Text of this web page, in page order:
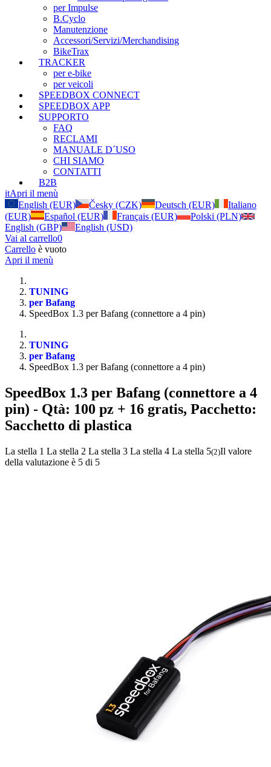
per Impulse
B.Cyclo
Manutenzione
Accessori/Servizi/Merchandising
BikeTrax
TRACKER
per e-bike
per veicoli
SPEEDBOX CONNECT
SPEEDBOX APP
SUPPORTO
FAQ
RECLAMI
MANUALE D´USO
CHI SIAMO
CONTATTI
B2B
itApri il menù
English (EUR)
Česky (CZK) Deutsch (EUR)
Italiano
(EUR)
Español (EUR) Français (EUR)
Polski (PLN)
English (GBP)
English (USD)
Vai al carrello0
Carrello è vuoto
Apri il menù
TUNING
per Bafang
SpeedBox 1.3 per Bafang (connettore a 4 pin)
TUNING
per Bafang
SpeedBox 1.3 per Bafang (connettore a 4 pin)
SpeedBox 1.3 per Bafang (connettore a 4
pin) - Qtà: 100 pz + 16 gratis, Pacchetto:
Sacchetto di plastica
La stella 1 La stella 2 La stella 3 La stella 4 La stella 5(2)Il valore
della valutazione è 5 di 5